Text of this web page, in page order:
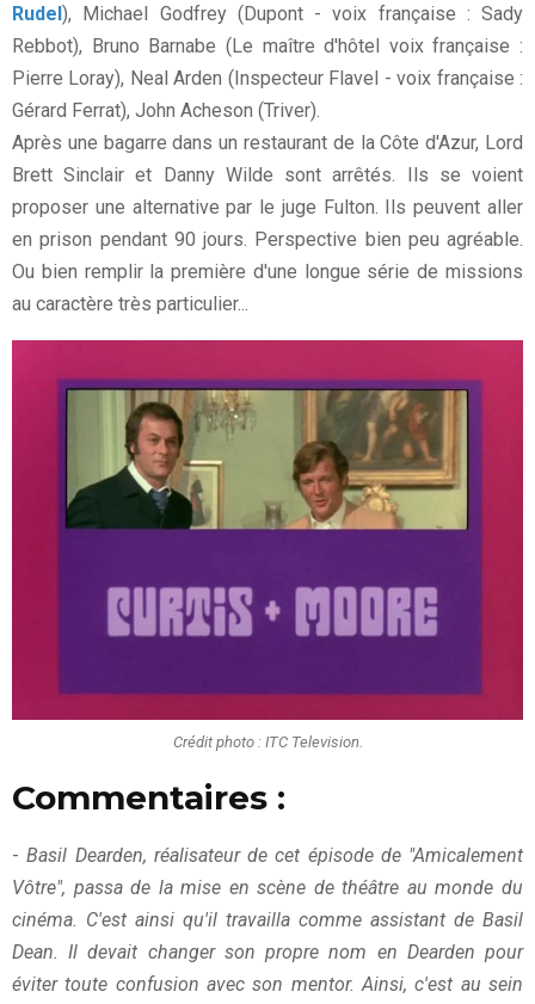
Rudel ), Michael Godfrey (Dupont - voix française : Sady
Rebbot), Bruno Barnabe (Le maître d'hôtel voix française :
Pierre Loray), Neal Arden (Inspecteur Flavel - voix française :
Gérard Ferrat), John Acheson (Triver).
Après une bagarre dans un restaurant de la Côte d'Azur, Lord
Brett Sinclair et Danny Wilde sont arrêtés. Ils se voient
proposer une alternative par le juge Fulton. Ils peuvent aller
en prison pendant 90 jours. Perspective bien peu agréable.
Ou bien remplir la première d'une longue série de missions
au caractère très particulier...
Crédit photo : ITC Television.
Commentaires :
-Basil Dearden, réalisateur de cet épisode de "Amicalement
Vôtre", passa de la mise en scène de théâtre au monde du
cinéma. C'est ainsi qu'il travailla comme assistant de Basil
Dean. Il devait changer son propre nom en Dearden pour
éviter toute confusion avec son mentor. Ainsi, c'est au sein